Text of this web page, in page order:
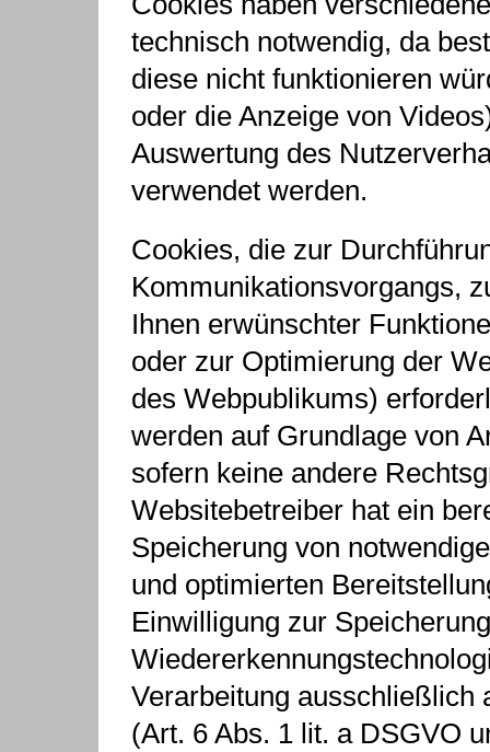
technisch notwendig, da
diese nicht funktionieren
oder die Anzeige von
Auswertung des
verwendet werden.
Cookies, die zur
Kommunikationsvorgangs,
Ihnen erwünschter
oder zur Optimierung der
des Webpublikums)
werden auf Grundlage von
sofern keine andere
Websitebetreiber hat ein
Speicherung von
und optimierten
Einwilligung zur
Verarbeitung ausschließlich
(Art. 6 Abs. 1 lit. a DSGVO